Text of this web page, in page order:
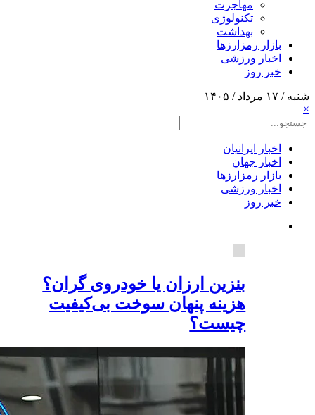
مهاجرت
تکنولوژی
بهداشت
بازار رمزارزها
اخبار ورزشی
خبر روز
شنبه / ۱۷ مرداد / ۱۴۰۵
×
اخبار ایرانیان
اخبار جهان
بازار رمزارزها
اخبار ورزشی
خبر روز
بنزین ارزان یا خودروی گران؟
هزینه پنهان سوخت بی‌کیفیت
چیست؟